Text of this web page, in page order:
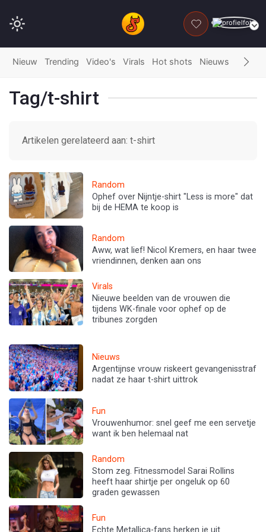
DONEER
Nieuw Trending Video's Virals Hot shots Nieuws Fails
Tag/t-shirt
Artikelen gerelateerd aan: t-shirt
Random
Ophef over Nijntje-shirt "Less is more" dat
bij de HEMA te koop is
Random
Aww, wat lief! Nicol Kremers, en haar twee
vriendinnen, denken aan ons
Virals
Nieuwe beelden van de vrouwen die
tijdens WK-finale voor ophef op de
tribunes zorgden
Nieuws
Argentijnse vrouw riskeert gevangenisstraf
nadat ze haar t-shirt uittrok
Fun
Vrouwenhumor: snel geef me een servetje
want ik ben helemaal nat
Random
Stom zeg. Fitnessmodel Sarai Rollins
heeft haar shirtje per ongeluk op 60
graden gewassen
Fun
Echte Metallica-fans herken je uit